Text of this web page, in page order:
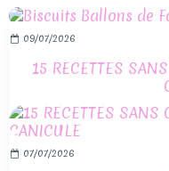
09/07/2026
15 RECETTES
07/07/2026